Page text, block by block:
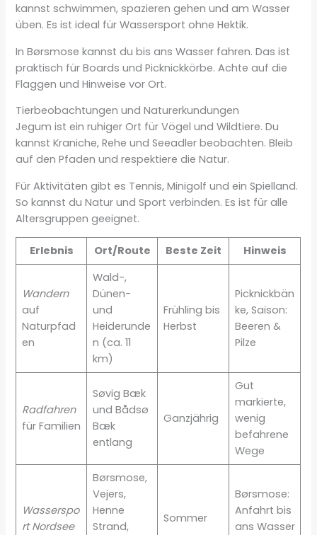
kannst schwimmen, spazieren gehen und am Wasser
üben. Es ist ideal für Wassersport ohne Hektik.
In Børsmose kannst du bis ans Wasser fahren. Das ist
praktisch für Boards und Picknickkörbe. Achte auf die
Flaggen und Hinweise vor Ort.
Tierbeobachtungen und Naturerkundungen
Jegum ist ein ruhiger Ort für Vögel und Wildtiere. Du
kannst Kraniche, Rehe und Seeadler beobachten. Bleib
auf den Pfaden und respektiere die Natur.
Für Aktivitäten gibt es Tennis, Minigolf und ein Spielland.
So kannst du Natur und Sport verbinden. Es ist für alle
Altersgruppen geeignet.
Erlebnis Ort/Route Beste Zeit Hinweis
Wandern
auf
Naturpfad
en
Wald-,
Dünen-
und
Heiderunde
n (ca. 11
km)
Frühling bis
Herbst
Picknickbän
ke, Saison:
Beeren &
Pilze
Radfahren
für Familien
Søvig Bæk
und Bådsø
Bæk
entlang
Ganzjährig
Gut
markierte,
wenig
befahrene
Wege
Wasserspo
rt Nordsee
Børsmose,
Vejers,
Henne
Strand,
Sommer
Børsmose:
Anfahrt bis
ans Wasser